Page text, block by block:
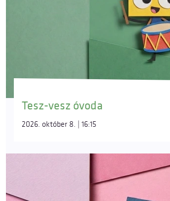
Tesz-vesz óvoda
2026. október 8. | 16:15